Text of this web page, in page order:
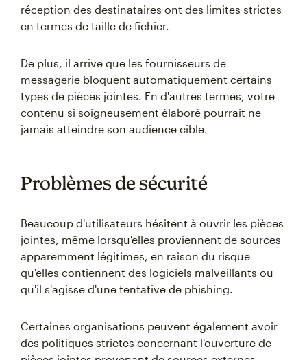
réception des destinataires ont des limites strictes
en termes de taille de fichier.
De plus, il arrive que les fournisseurs de
messagerie bloquent automatiquement certains
types de pièces jointes. En d'autres termes, votre
contenu si soigneusement élaboré pourrait ne
jamais atteindre son audience cible.
Problèmes de sécurité
Beaucoup d'utilisateurs hésitent à ouvrir les pièces
jointes, même lorsqu'elles proviennent de sources
apparemment légitimes, en raison du risque
qu'elles contiennent des logiciels malveillants ou
qu'il s'agisse d'une tentative de phishing.
Certaines organisations peuvent également avoir
des politiques strictes concernant l'ouverture de